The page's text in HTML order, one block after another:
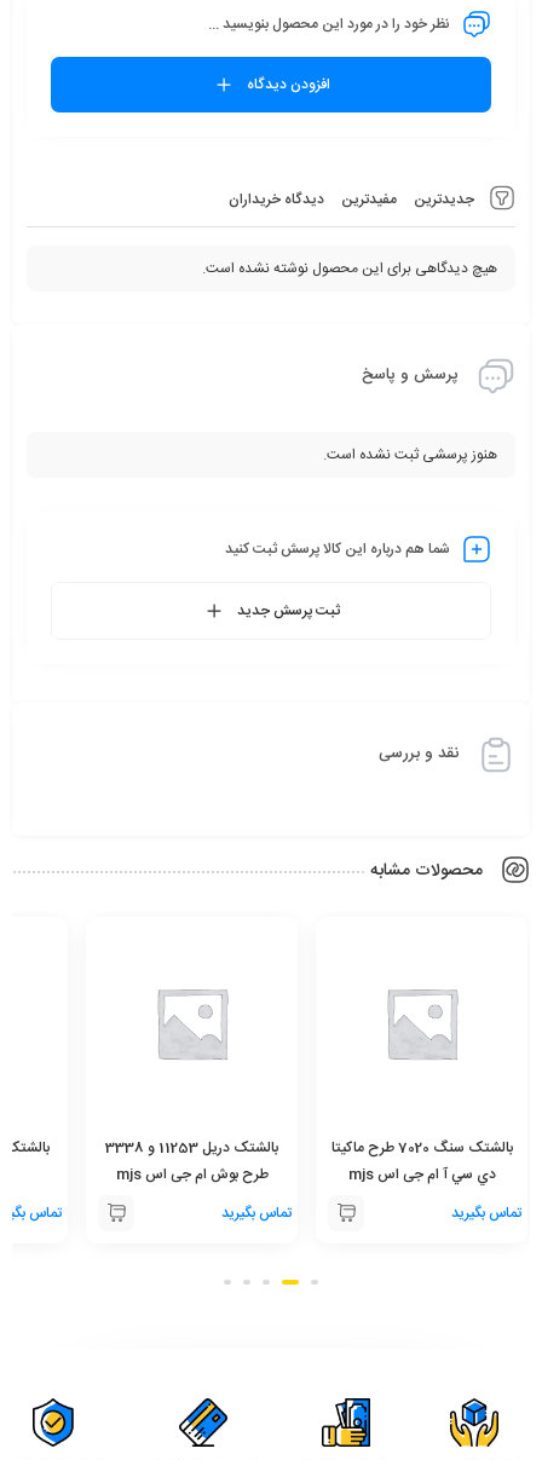
جدیدترین مفیدترین دیدگاه خریداران
هیچ دیدگاهی برای این محصول نوشته نشده است.
نظر خود را در مورد این محصول بنویسید ...
افزودن دیدگاه
پرسش و پاسخ
هنوز پرسشی ثبت نشده است.
شما هم درباره این کالا پرسش ثبت کنید
ثبت پرسش جدید
نقد و بررسی
محصولات مشابه
بالشتک سنگ 7020 طرح ماکيتا
دي سي آ ام جی اس mjs
تماس بگیرید
بالشتک دريل 11253 و 3338
طرح بوش ام جی اس mjs
تماس بگیرید
تماس